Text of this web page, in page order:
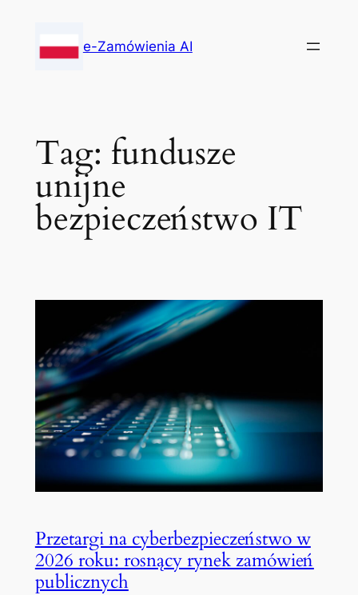
content
e-Zamówienia AI
Tag: fundusze
unijne
bezpieczeństwo IT
Przetargi na cyberbezpieczeństwo w
2026 roku: rosnący rynek zamówień
publicznych